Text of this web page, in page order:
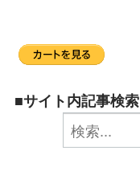
■サイト内記事検索